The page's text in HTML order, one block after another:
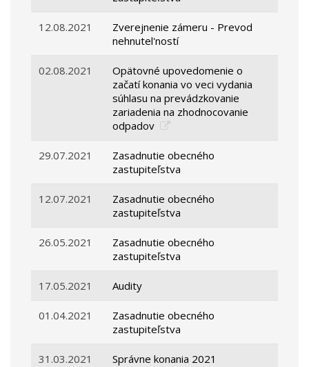
12.08.2021
Zverejnenie zámeru - Prevod
nehnutel'ností
02.08.2021
Opätovné upovedomenie o
začatí konania vo veci vydania
súhlasu na prevádzkovanie
zariadenia na zhodnocovanie
odpadov
29.07.2021
Zasadnutie obecného
zastupiteľstva
12.07.2021
Zasadnutie obecného
zastupiteľstva
26.05.2021
Zasadnutie obecného
zastupiteľstva
17.05.2021 Audity
01.04.2021
Zasadnutie obecného
zastupiteľstva
31.03.2021 Správne konania 2021